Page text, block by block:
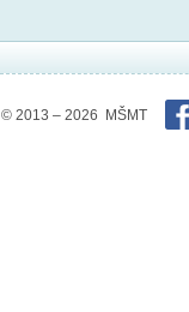
© 2013 – 2026 MŠMT